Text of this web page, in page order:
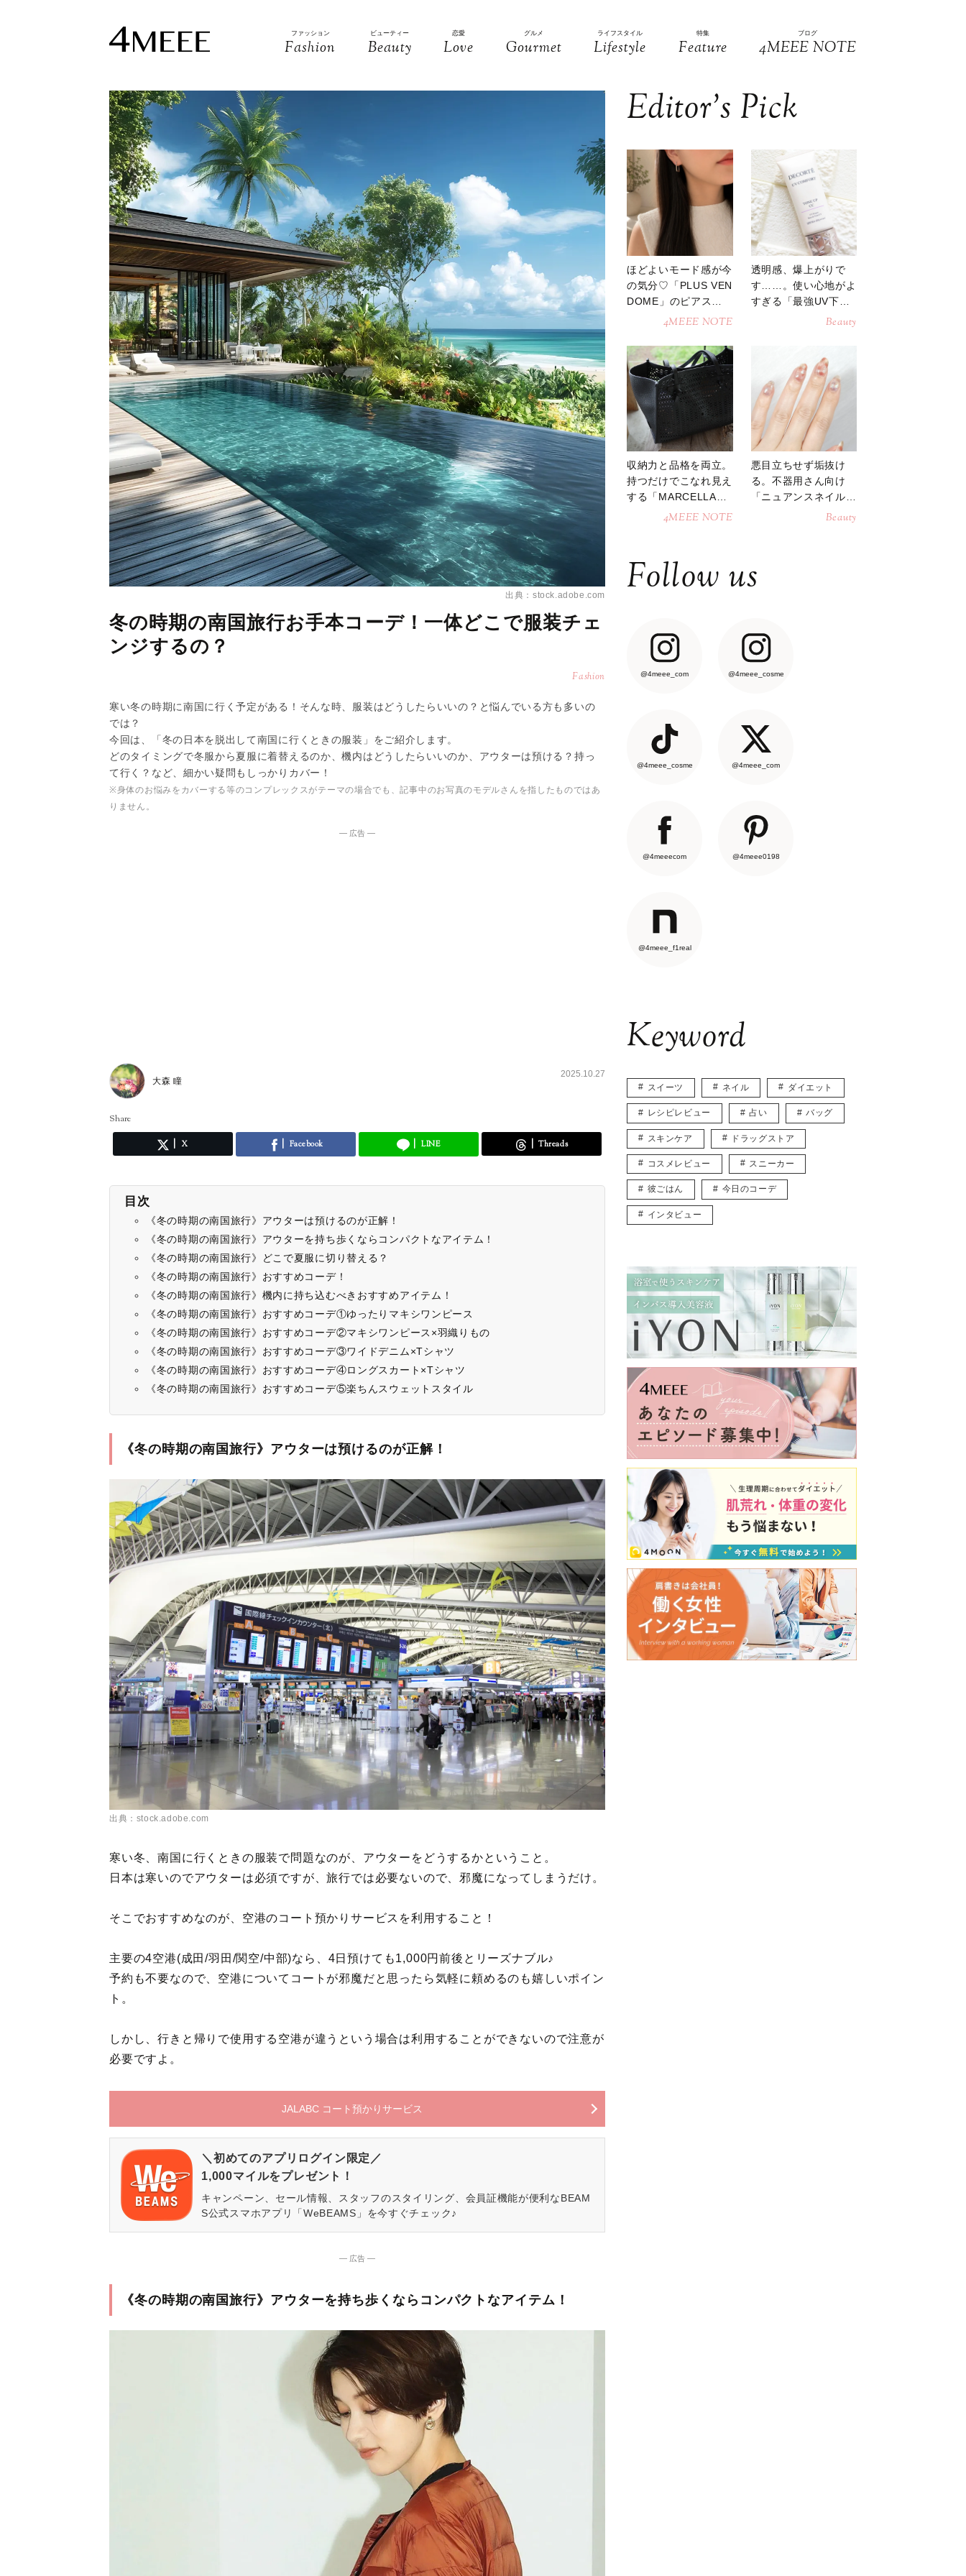
ファッション
Fashion
ビューティー
Beauty
恋愛
Love
グルメ
Gourmet
ライフスタイル
Lifestyle
特集
Feature
ブログ
4MEEE NOTE
出典：stock.adobe.com
冬の時期の南国旅行お手本コーデ！一体どこで服装チェ
ンジするの？
Fashion
寒い冬の時期に南国に行く予定がある！そんな時、服装はどうしたらいいの？と悩んでいる方も多いの
では？
今回は、「冬の日本を脱出して南国に行くときの服装」をご紹介します。
どのタイミングで冬服から夏服に着替えるのか、機内はどうしたらいいのか、アウターは預ける？持っ
て行く？など、細かい疑問もしっかりカバー！
※身体のお悩みをカバーする等のコンプレックスがテーマの場合でも、記事中のお写真のモデルさんを指したものではあ
りません。
― 広告 ―
大森 瞳
2025.10.27
Share
X Facebook LINE Threads
目次
《冬の時期の南国旅行》アウターは預けるのが正解！
《冬の時期の南国旅行》アウターを持ち歩くならコンパクトなアイテム！
《冬の時期の南国旅行》どこで夏服に切り替える？
《冬の時期の南国旅行》おすすめコーデ！
《冬の時期の南国旅行》機内に持ち込むべきおすすめアイテム！
《冬の時期の南国旅行》おすすめコーデ①ゆったりマキシワンピース
《冬の時期の南国旅行》おすすめコーデ②マキシワンピース×羽織りもの
《冬の時期の南国旅行》おすすめコーデ③ワイドデニム×Tシャツ
《冬の時期の南国旅行》おすすめコーデ④ロングスカート×Tシャツ
《冬の時期の南国旅行》おすすめコーデ⑤楽ちんスウェットスタイル
《冬の時期の南国旅行》アウターは預けるのが正解！
出典：stock.adobe.com
寒い冬、南国に行くときの服装で問題なのが、アウターをどうするかということ。
日本は寒いのでアウターは必須ですが、旅行では必要ないので、邪魔になってしまうだけ。
そこでおすすめなのが、空港のコート預かりサービスを利用すること！
主要の4空港(成田/羽田/関空/中部)なら、4日預けても1,000円前後とリーズナブル♪
予約も不要なので、空港についてコートが邪魔だと思ったら気軽に頼めるのも嬉しいポイン
ト。
しかし、行きと帰りで使用する空港が違うという場合は利用することができないので注意が
必要ですよ。
JALABC コート預かりサービス
＼初めてのアプリログイン限定／
1,000マイルをプレゼント！
キャンペーン、セール情報、スタッフのスタイリング、会員証機能が便利なBEAM
S公式スマホアプリ「WeBEAMS」を今すぐチェック♪
― 広告 ―
《冬の時期の南国旅行》アウターを持ち歩くならコンパクトなアイテム！
Editor’s Pick
ほどよいモード感が今
の気分♡「PLUS VEN
DOME」のピアスが
4MEEE NOTE
透明感、爆上がりで
す……。使い心地がよ
すぎる「最強UV下
Beauty
収納力と品格を両立。
持つだけでこなれ見え
する「MARCELLAト
ートバッグ」4MEEE NOTE
悪目立ちせず垢抜け
る。不器用さん向け
「ニュアンスネイル」
Beauty
Follow us
@4meee_com @4meee_cosme
@4meee_cosme @4meee_com
@4meeecom @4meee0198
@4meee_f1real
Keyword
スイーツ ネイル ダイエット
レシピレビュー 占い バッグ
スキンケア ドラッグストア
コスメレビュー スニーカー
彼ごはん 今日のコーデ
インタビュー